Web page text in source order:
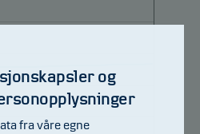
og
fra våre egne